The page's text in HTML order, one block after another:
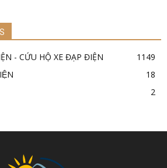
- CỨU HỘ XE ĐẠP ĐIỆN
1149
18
2